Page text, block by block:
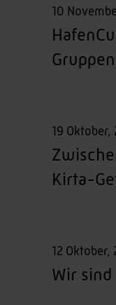
10
19 Oktober,
Kirta-
12 Oktober,
Wir